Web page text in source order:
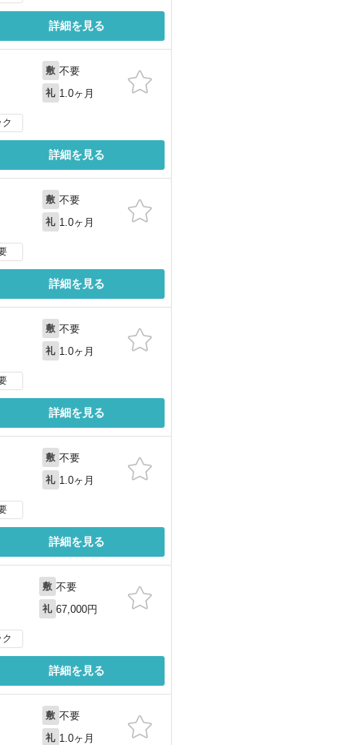
詳細を見る
敷 不要
礼 1.0ヶ月
詳細を見る
敷 不要
礼 1.0ヶ月
詳細を見る
敷 不要
礼 1.0ヶ月
詳細を見る
敷 不要
礼 1.0ヶ月
詳細を見る
敷 不要
礼 67,000円
詳細を見る
敷 不要
礼 1.0ヶ月